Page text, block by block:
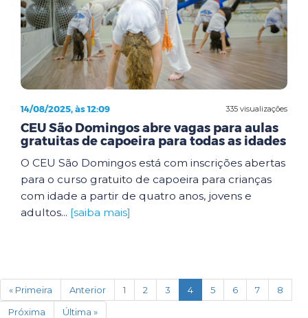
335 visualizações
14/08/2025, às 12:09
CEU São Domingos abre vagas para aulas
gratuitas de capoeira para todas as idades
O CEU São Domingos está com inscrições abertas
para o curso gratuito de capoeira para crianças
com idade a partir de quatro anos, jovens e
adultos... [saiba mais]
« Primeira Anterior 1 2 3 4(current)
5 6 7
8
Próxima
Última »